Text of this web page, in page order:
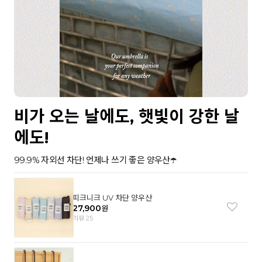
비가 오는 날에도, 햇빛이 강한 날
에도!
99.9% 자외선 차단! 언제나 쓰기 좋은 양우산☂️
피크니크 UV 차단 양우산
27,900원
리뷰 25